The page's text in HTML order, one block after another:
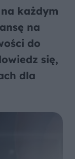
każdym
na
do
się,
dla